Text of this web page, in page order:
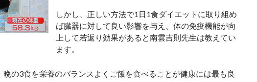
しかし、正しい方法で1日1食ダイエットに取り組め
ば臓器に対して良い影響を与え、体の免疫機能が向
上して若返り効果があると南雲吉則先生は教えてい
ます。
の3食を栄養のバランスよくご飯を食べることが健康には最も良